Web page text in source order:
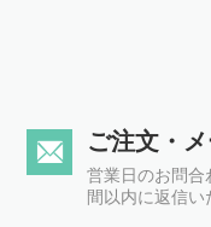
ご注文・
営業日のお問
間以内に返信い